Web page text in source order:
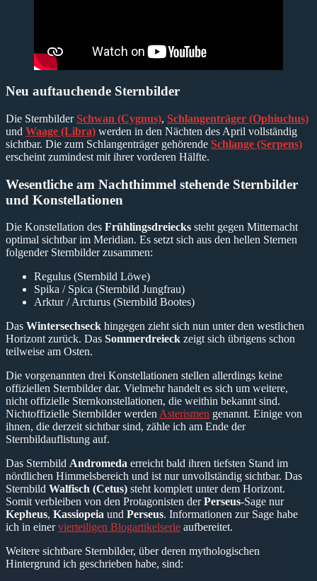
Neu auftauchende Sternbilder
Die SternbilderSchwan (Cygnus), Schlangenträger (Ophiuchus)
und Waage (Libra) werden in den Nächten des April vollständig
sichtbar. Die zum Schlangenträger gehörende Schlange (Serpens)
erscheint zumindest mit ihrer vorderen Hälfte.
Wesentliche am Nachthimmel stehende Sternbilder
und Konstellationen
Die Konstellation des Frühlingsdreiecks steht gegen Mitternacht
optimal sichtbar im Meridian. Es setzt sich aus den hellen Sternen
folgender Sternbilder zusammen:
Regulus (Sternbild Löwe)
Spika / Spica (Sternbild Jungfrau)
Arktur / Arcturus (Sternbild Bootes)
Das Wintersechseck hingegen zieht sich nun unter den westlichen
Horizont zurück. Das Sommerdreieck zeigt sich übrigens schon
teilweise am Osten.
Die vorgenannten drei Konstellationen stellen allerdings keine
offiziellen Sternbilder dar. Vielmehr handelt es sich um weitere,
nicht offizielle Sternkonstellationen, die weithin bekannt sind.
Nichtoffizielle Sternbilder werden Asterismen genannt. Einige von
ihnen, die derzeit sichtbar sind, zähle ich am Ende der
Sternbildauflistung auf.
Das Sternbild Andromeda erreicht bald ihren tiefsten Stand im
nördlichen Himmelsbereich und ist nur unvollständig sichtbar. Das
Sternbild Walfisch (Cetus) steht komplett unter dem Horizont.
Somit verbleiben von den Protagonisten derPerseus-Sage nur
Kepheus, Kassiopeia und Perseus. Informationen zur Sage habe
ich in einervierteiligen Blogartikelserie aufbereitet.
Weitere sichtbare Sternbilder, über deren mythologischen
Hintergrund ich geschrieben habe, sind: